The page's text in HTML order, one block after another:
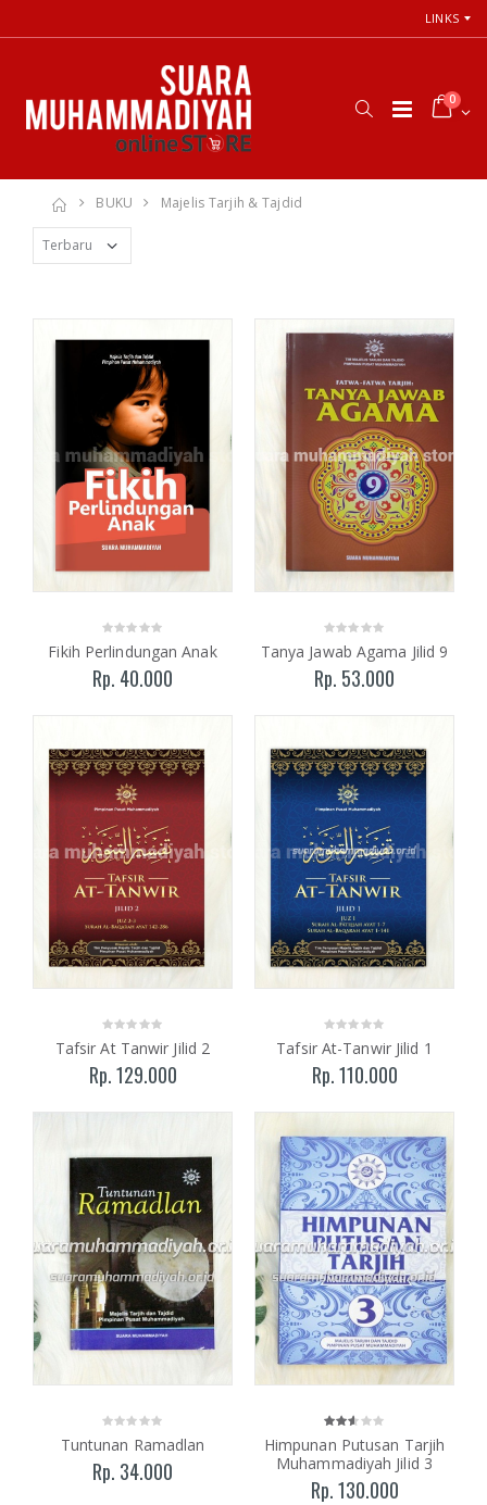
LINKS
0
BUKU Majelis Tarjih & Tajdid
Fikih Perlindungan Anak
Rp. 40.000
Tanya Jawab Agama Jilid 9
Rp. 53.000
Tafsir At Tanwir Jilid 2
Rp. 129.000
Tafsir At-Tanwir Jilid 1
Rp. 110.000
Tuntunan Ramadlan
Rp. 34.000
Himpunan Putusan Tarjih
Muhammadiyah Jilid 3
Rp. 130.000